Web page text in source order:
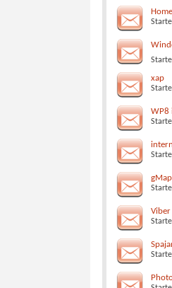
xap
WP8
Viber